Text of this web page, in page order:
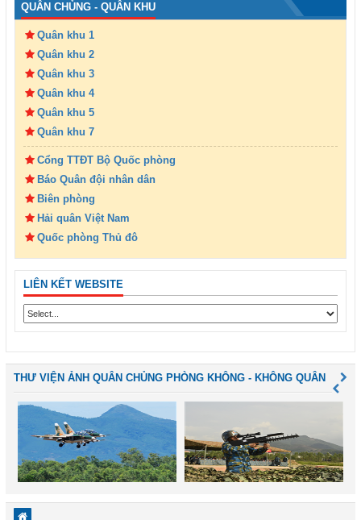
QUÂN CHỦNG - QUÂN KHU
Quân khu 1
Quân khu 2
Quân khu 3
Quân khu 4
Quân khu 5
Quân khu 7
Cổng TTĐT Bộ Quốc phòng
Báo Quân đội nhân dân
Biên phòng
Hải quân Việt Nam
Quốc phòng Thủ đô
LIÊN KẾT WEBSITE
THƯ VIỆN ẢNH QUÂN CHỦNG PHÒNG KHÔNG - KHÔNG QUÂN